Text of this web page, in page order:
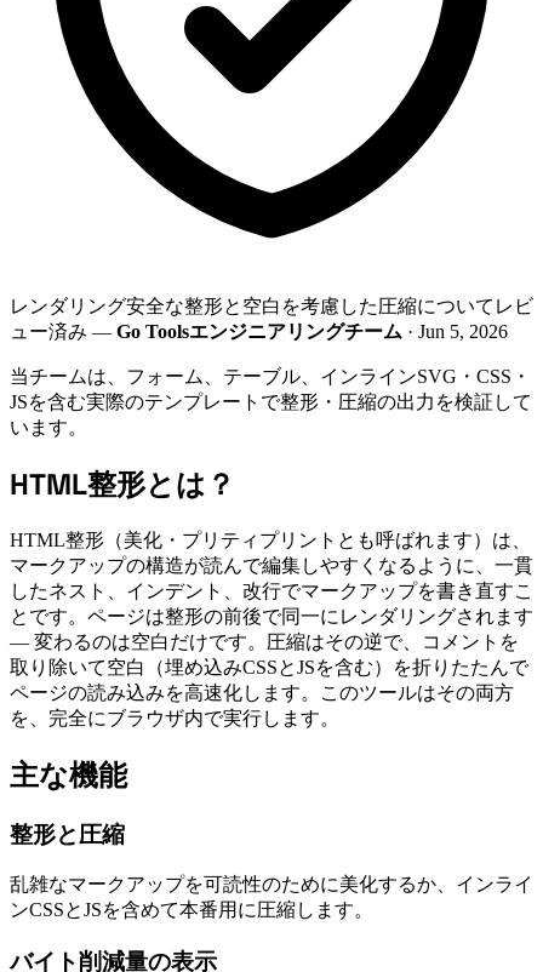
レンダリング安全な整形と空白を考慮した圧縮についてレビ
ュー済み — Go Toolsエンジニアリングチーム · Jun 5, 2026
当チームは、フォーム、テーブル、インラインSVG・CSS・
JSを含む実際のテンプレートで整形・圧縮の出力を検証して
います。
HTML整形とは？
HTML整形（美化・プリティプリントとも呼ばれます）は、
マークアップの構造が読んで編集しやすくなるように、一貫
したネスト、インデント、改行でマークアップを書き直すこ
とです。ページは整形の前後で同一にレンダリングされます
— 変わるのは空白だけです。圧縮はその逆で、コメントを
取り除いて空白（埋め込みCSSとJSを含む）を折りたたんで
ページの読み込みを高速化します。このツールはその両方
を、完全にブラウザ内で実行します。
主な機能
整形と圧縮
乱雑なマークアップを可読性のために美化するか、インライ
ンCSSとJSを含めて本番用に圧縮します。
バイト削減量の表示